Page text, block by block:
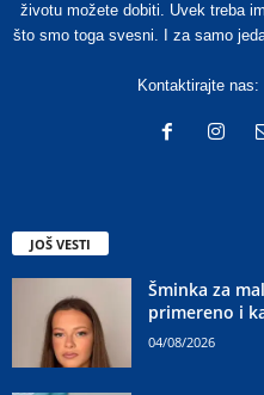
životu možete dobiti. Uvek treba
što smo toga svesni. I za samo
Kontaktirajte nas:
JOŠ VESTI
Šminka za
primereno i
04/08/2026